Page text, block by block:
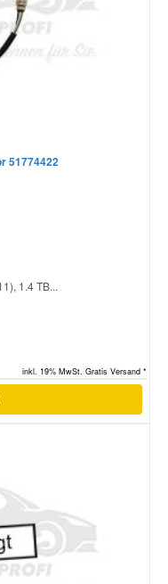
51774422
1.4 TB...
inkl. 19% MwSt. Gratis Versand *